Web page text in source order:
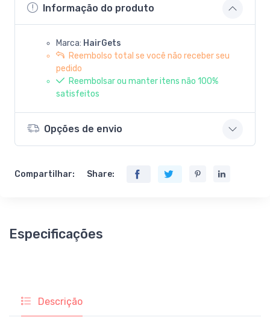
Informação do produto
Marca: HairGets
Reembolso total se você não receber seu
pedido
Reembolsar ou manter itens não 100%
satisfeitos
Opções de envio
Compartilhar: Share:
Especificações
Descrição